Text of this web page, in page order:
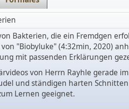
Bakterien, die ein Fremdgen
"Biobyluke" (4:32min, 2020)
mit passenden Erklärungen
von Herrn Rayhle gerade
und ständigen harten
Lernen geeignet.